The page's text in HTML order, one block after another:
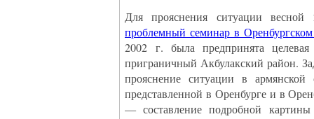
Для прояснения ситуации
проблемный семинар в
2002 г. была предпринята
приграничный Акбулакский район.
прояснение ситуации в
представленной в Оренбурге и в
— составление подробной картины